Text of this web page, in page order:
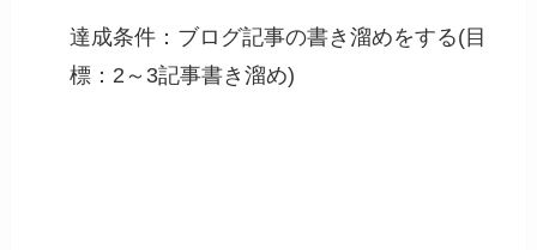
達成条件：ブログ記事の書き溜めをする(目
標：2～3記事書き溜め)